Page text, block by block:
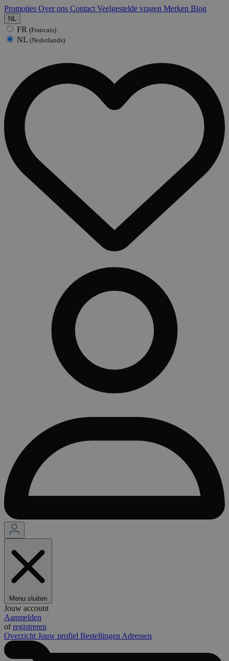
Promoties Over ons Contact Veelgestelde vragen Merken Blog
NL
FR (Francais)
NL (Nederlands)
Menu sluiten
Jouw account
Aanmelden
ofregistreren
Overzicht Jouw profiel Bestellingen Adressen